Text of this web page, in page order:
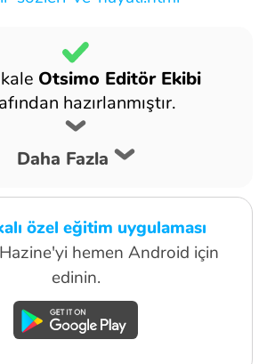
Otsimo Editör Ekibi
hazırlanmıştır.
Daha Fazla
özel eğitim uygulaması
hemen Android için
edinin.